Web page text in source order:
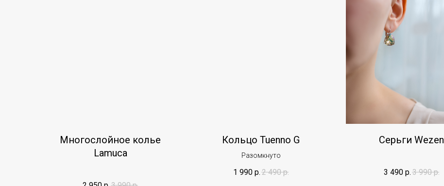
Многослойное колье
Lamuca
Кольцо Tuenno G
Разомкнуто
1 990 р.2 490 р.
Серьги Wezen
3 490 р.3 990 р.